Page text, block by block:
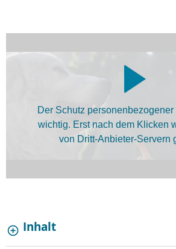
Der Schutz
wichtig. Erst nach dem Klicken
von Dritt-Anbieter-Servern
Inhalt